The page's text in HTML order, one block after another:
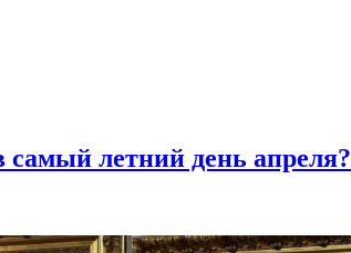
летний день апреля?